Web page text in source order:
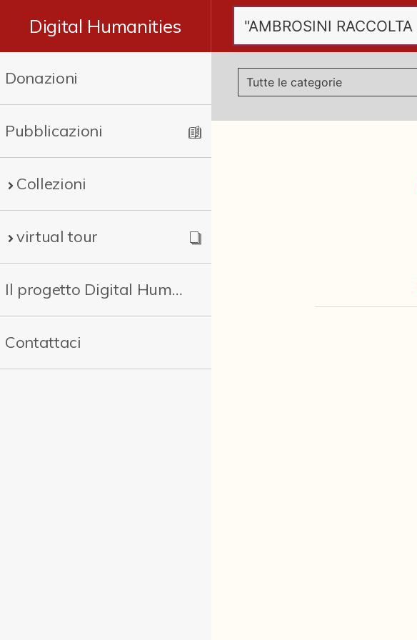
Digital Humanities
Donazioni
Pubblicazioni
Collezioni
virtual tour
Il progetto Digital Humanities
Contattaci